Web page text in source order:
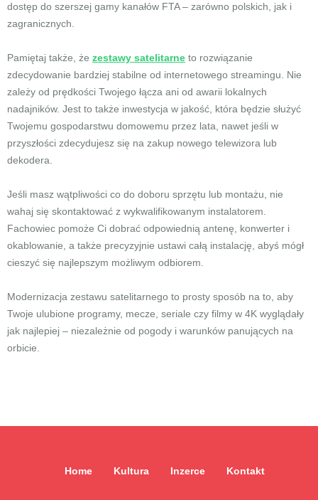
dostęp do szerszej gamy kanałów FTA – zarówno polskich, jak i
zagranicznych.
Pamiętaj także, że zestawy satelitarne to rozwiązanie
zdecydowanie bardziej stabilne od internetowego streamingu. Nie
zależy od prędkości Twojego łącza ani od awarii lokalnych
nadajników. Jest to także inwestycja w jakość, która będzie służyć
Twojemu gospodarstwu domowemu przez lata, nawet jeśli w
przyszłości zdecydujesz się na zakup nowego telewizora lub
dekodera.
Jeśli masz wątpliwości co do doboru sprzętu lub montażu, nie
wahaj się skontaktować z wykwalifikowanym instalatorem.
Fachowiec pomoże Ci dobrać odpowiednią antenę, konwerter i
okablowanie, a także precyzyjnie ustawi całą instalację, abyś mógł
cieszyć się najlepszym możliwym odbiorem.
Modernizacja zestawu satelitarnego to prosty sposób na to, aby
Twoje ulubione programy, mecze, seriale czy filmy w 4K wyglądały
jak najlepiej – niezależnie od pogody i warunków panujących na
orbicie.
Home Kultura Inzerce Kontakt